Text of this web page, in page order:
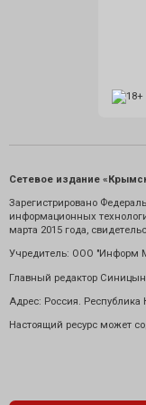
Сетевое издание
Зарегистрировано
информационных
марта 2015 года,
Учредитель: ООО "Информ
Главный редактор Синицын
Адрес: Россия. Республика
Настоящий ресурс может